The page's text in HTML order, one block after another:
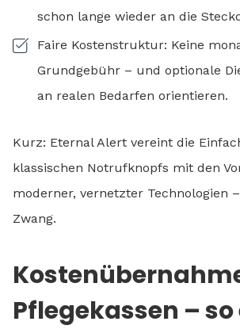
schon lange wieder an die
Faire Kostenstruktur: Keine
Grundgebühr – und optionale
an realen Bedarfen orientieren.
Kurz: Eternal Alert vereint die
klassischen Notrufknopfs mit den
moderner, vernetzter Technologien
Zwang.
Pflegekassen –